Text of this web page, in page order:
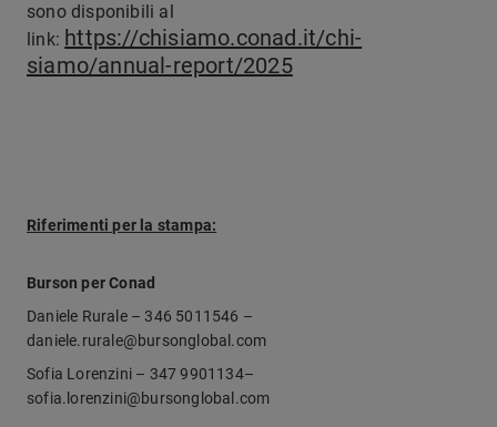
sono disponibili al
link: https://chisiamo.conad.it/chi-
siamo/annual-report/2025
Riferimenti per la stampa:
Burson per Conad
Daniele Rurale – 346 5011546 –
daniele.rurale@bursonglobal.com
Sofia Lorenzini – 347 9901134–
sofia.lorenzini@bursonglobal.com